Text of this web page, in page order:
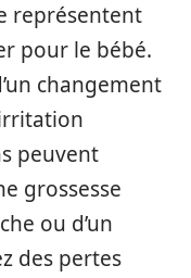
représentent
pour le bébé.
changement
peuvent
grossesse
ou d’un
des pertes